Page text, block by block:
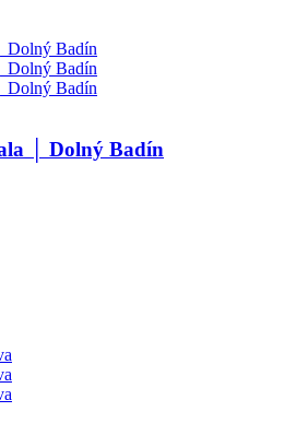
│ Dolný Badín